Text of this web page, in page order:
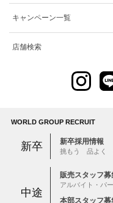
キャンペーン一覧
店舗検索
WORLD GROUP RECRUIT
新卒 新卒採用情報
挑もう 品よく
中途
販売スタッフ募
アルバイト・パ
本部スタッフ募